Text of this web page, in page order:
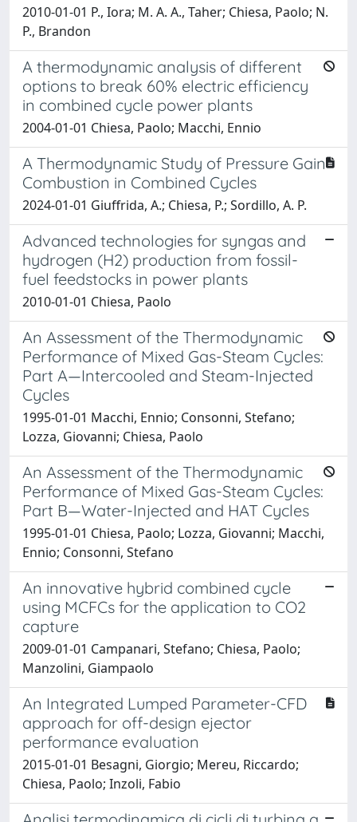
2010-01-01 P., Iora; M. A. A., Taher; Chiesa, Paolo; N.
P., Brandon
A thermodynamic analysis of different
options to break 60% electric efficiency
in combined cycle power plants
2004-01-01 Chiesa, Paolo; Macchi, Ennio
A Thermodynamic Study of Pressure Gain
Combustion in Combined Cycles
2024-01-01 Giuffrida, A.; Chiesa, P.; Sordillo, A. P.
Advanced technologies for syngas and
hydrogen (H2) production from fossil-
fuel feedstocks in power plants
2010-01-01 Chiesa, Paolo
An Assessment of the Thermodynamic
Performance of Mixed Gas-Steam Cycles:
Part A—Intercooled and Steam-Injected
Cycles
1995-01-01 Macchi, Ennio; Consonni, Stefano;
Lozza, Giovanni; Chiesa, Paolo
An Assessment of the Thermodynamic
Performance of Mixed Gas-Steam Cycles:
Part B—Water-Injected and HAT Cycles
1995-01-01 Chiesa, Paolo; Lozza, Giovanni; Macchi,
Ennio; Consonni, Stefano
An innovative hybrid combined cycle
using MCFCs for the application to CO2
capture
2009-01-01 Campanari, Stefano; Chiesa, Paolo;
Manzolini, Giampaolo
An Integrated Lumped Parameter-CFD
approach for off-design ejector
performance evaluation
2015-01-01 Besagni, Giorgio; Mereu, Riccardo;
Chiesa, Paolo; Inzoli, Fabio